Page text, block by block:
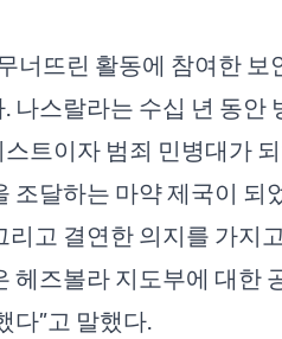
너뜨린 활동에 참여한 보
나스랄라는 수십 년 동안
트이자 범죄 민병대가
조달하는 마약 제국이 되
고 결연한 의지를 가지
헤즈볼라 지도부에 대한
다”고 말했다.